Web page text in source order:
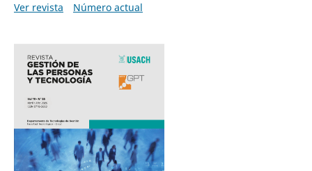
Ver revista
Número actual